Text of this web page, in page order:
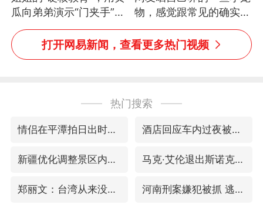
瓜向弟弟演示“门夹手”，
网友：果然言传不如身
教！
物，感觉跟常见的确实有
些不一样
打开网易新闻，查看更多热门视频
热门搜索
情侣在平潭拍日出时坠崖致一死一伤 酒店回应车内过夜被收150元
新疆优化调整景区内自驾服务费 马克·艾伦退出斯诺克中国公开赛
郑丽文：台湾从来没有“独立”过 河南刑案嫌犯被抓 逃窜时伤害多人